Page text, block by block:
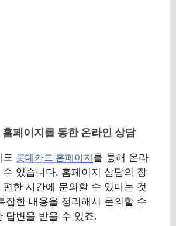
페이지를 통한 온라인 상담
롯데카드 홈페이지 를 통해 온라
수 있습니다. 홈페이지 상담의 장
한 시간에 문의할 수 있다는 것
잡한 내용을 정리해서 문의할 수
답변을 받을 수 있죠.